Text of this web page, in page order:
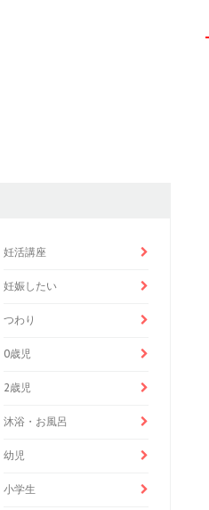
妊活講座
妊娠したい
つわり
0歳児
2歳児
沐浴・お風呂
幼児
小学生